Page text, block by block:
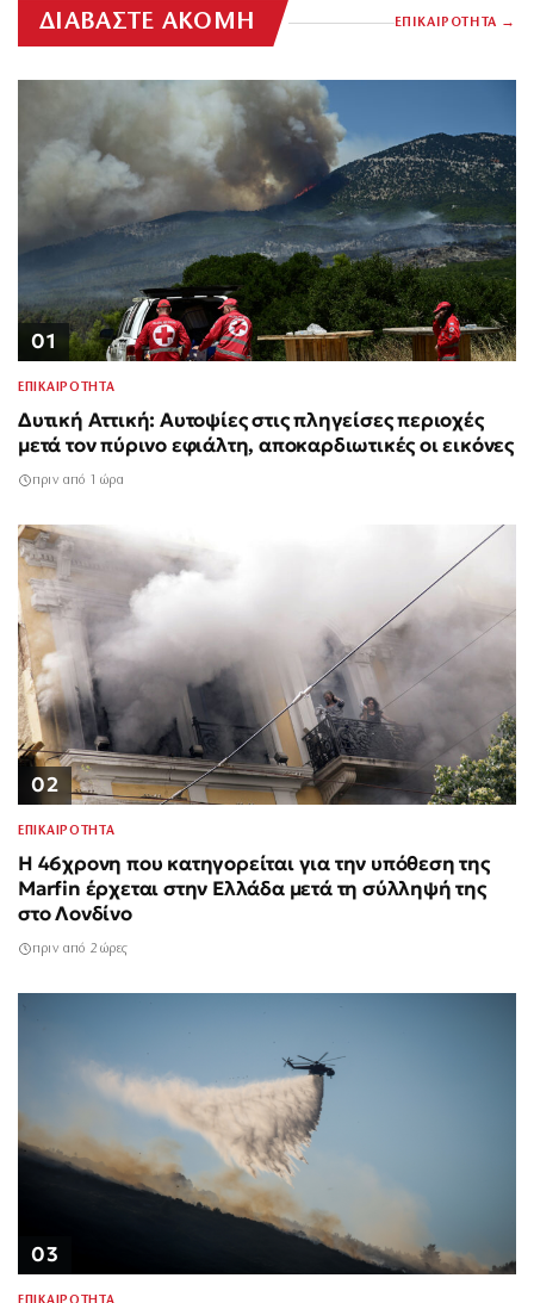
ΔΙΑΒΑΣΤΕ ΑΚΟΜΗ ΕΠΙΚΑΙΡΟΤΗΤΑ
01
ΕΠΙΚΑΙΡΟΤΗΤΑ
Δυτική Αττική: Αυτοψίες στις πληγείσες περιοχές
μετά τον πύρινο εφιάλτη, αποκαρδιωτικές οι εικόνες
πριν από 1 ώρα
02
ΕΠΙΚΑΙΡΟΤΗΤΑ
Η 46χρονη που κατηγορείται για την υπόθεση της
Marfin έρχεται στην Ελλάδα μετά τη σύλληψή της
στο Λονδίνο
πριν από 2 ώρες
03